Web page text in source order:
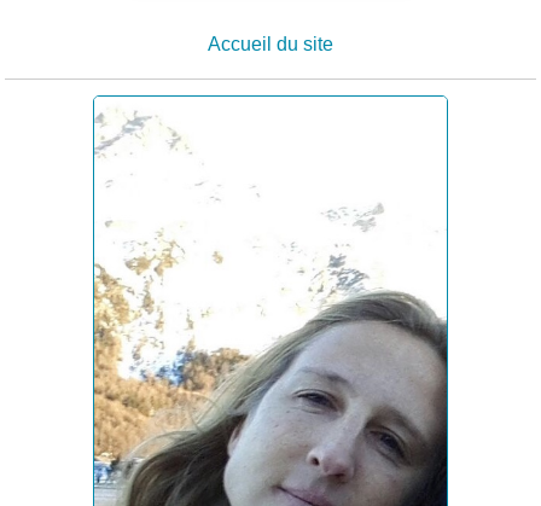
Accueil du site